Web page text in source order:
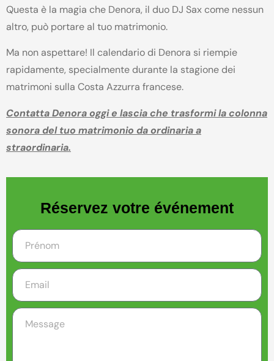
Questa è la magia che Denora, il duo DJ Sax come nessun
altro, può portare al tuo matrimonio.
Ma non aspettare! Il calendario di Denora si riempie
rapidamente, specialmente durante la stagione dei
matrimoni sulla Costa Azzurra francese.
Contatta Denora oggi e lascia che trasformi la colonna
sonora del tuo matrimonio da ordinaria a
straordinaria.
Réservez votre événement